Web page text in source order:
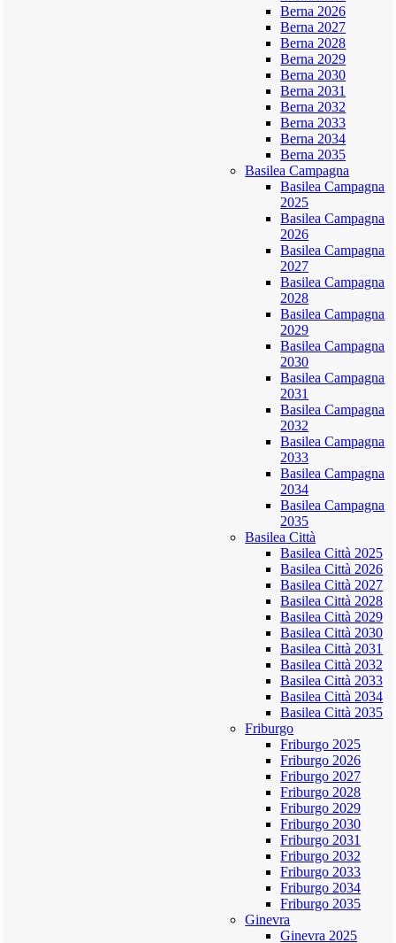
Berna 2026
Berna 2027
Berna 2028
Berna 2029
Berna 2030
Berna 2031
Berna 2032
Berna 2033
Berna 2034
Berna 2035
Basilea Campagna
Basilea Campagna
2025
Basilea Campagna
2026
Basilea Campagna
2027
Basilea Campagna
2028
Basilea Campagna
2029
Basilea Campagna
2030
Basilea Campagna
2031
Basilea Campagna
2032
Basilea Campagna
2033
Basilea Campagna
2034
Basilea Campagna
2035
Basilea Città
Basilea Città 2025
Basilea Città 2026
Basilea Città 2027
Basilea Città 2028
Basilea Città 2029
Basilea Città 2030
Basilea Città 2031
Basilea Città 2032
Basilea Città 2033
Basilea Città 2034
Basilea Città 2035
Friburgo
Friburgo 2025
Friburgo 2026
Friburgo 2027
Friburgo 2028
Friburgo 2029
Friburgo 2030
Friburgo 2031
Friburgo 2032
Friburgo 2033
Friburgo 2034
Friburgo 2035
Ginevra
Ginevra 2025